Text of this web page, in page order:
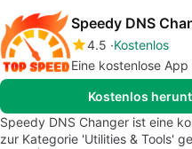
Speedy DNS
4.5 Kostenlos
Eine kostenlose
Kostenlos
Speedy DNS Changer ist eine
zur Kategorie 'Utilities & Tools'